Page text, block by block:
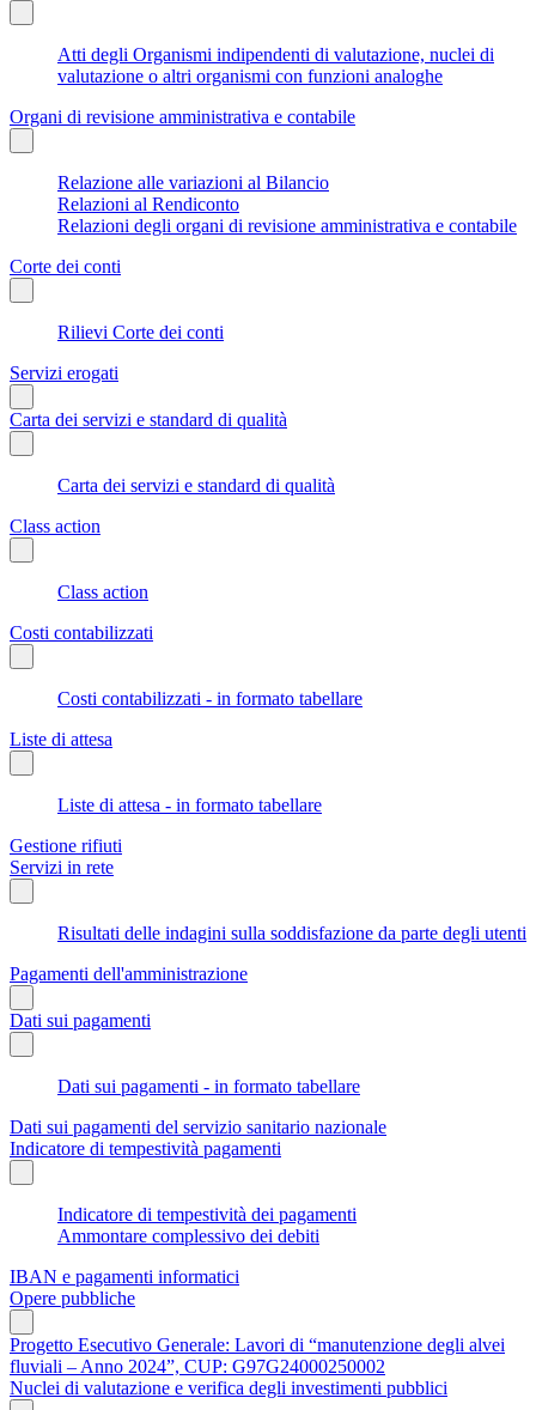
Atti degli Organismi indipendenti di valutazione, nuclei di
valutazione o altri organismi con funzioni analoghe
Organi di revisione amministrativa e contabile
Relazione alle variazioni al Bilancio
Relazioni al Rendiconto
Relazioni degli organi di revisione amministrativa e contabile
Corte dei conti
Rilievi Corte dei conti
Servizi erogati
Carta dei servizi e standard di qualità
Carta dei servizi e standard di qualità
Class action
Class action
Costi contabilizzati
Costi contabilizzati - in formato tabellare
Liste di attesa
Liste di attesa - in formato tabellare
Gestione rifiuti
Servizi in rete
Risultati delle indagini sulla soddisfazione da parte degli utenti
Pagamenti dell'amministrazione
Dati sui pagamenti
Dati sui pagamenti - in formato tabellare
Dati sui pagamenti del servizio sanitario nazionale
Indicatore di tempestività pagamenti
Indicatore di tempestività dei pagamenti
Ammontare complessivo dei debiti
IBAN e pagamenti informatici
Opere pubbliche
Progetto Esecutivo Generale: Lavori di “manutenzione degli alvei
fluviali – Anno 2024”, CUP: G97G24000250002
Nuclei di valutazione e verifica degli investimenti pubblici